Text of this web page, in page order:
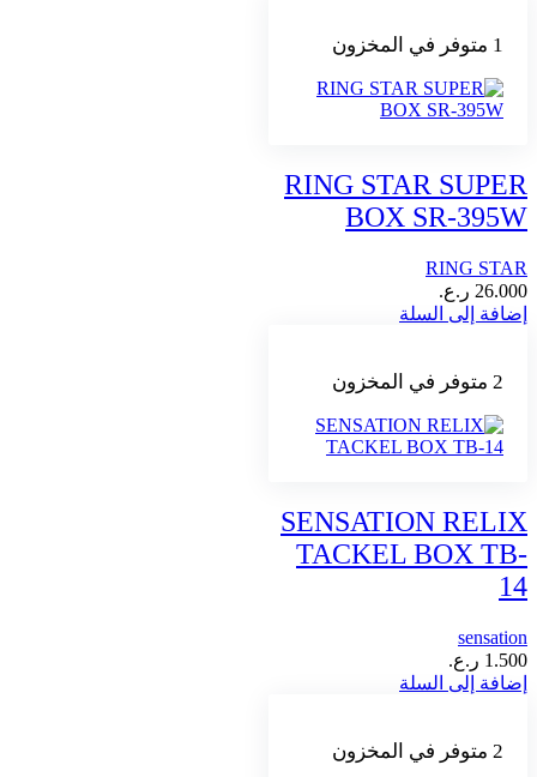
1 متوفر في المخزون
RING STAR SUPER
BOX SR-395W
RING STAR
26.000 ر.ع.
إضافة إلى السلة
2 متوفر في المخزون
SENSATION RELIX
TACKEL BOX TB-
14
sensation
1.500 ر.ع.
إضافة إلى السلة
2 متوفر في المخزون